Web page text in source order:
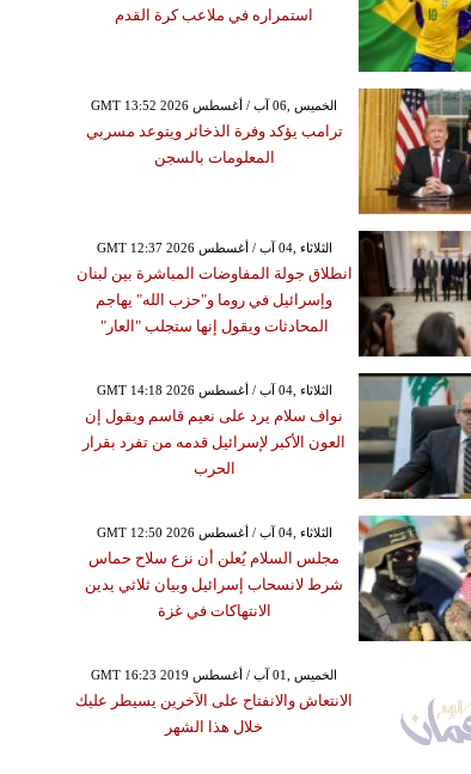
استمراره في ملاعب كرة القدم
GMT 13:52 2026 الخميس ,06 آب / أغسطس
ترامب يؤكد وفرة الذخائر ويتوعد مسربي
المعلومات بالسجن
GMT 12:37 2026 الثلاثاء ,04 آب / أغسطس
انطلاق جولة المفاوضات المباشرة بين لبنان
وإسرائيل في روما و"حزب الله" يهاجم
المحادثات ويقول إنها ستجلب "العار"
GMT 14:18 2026 الثلاثاء ,04 آب / أغسطس
نواف سلام يرد على نعيم قاسم ويقول إن
العون الأكبر لإسرائيل قدمه من تفرد بقرار
الحرب
GMT 12:50 2026 الثلاثاء ,04 آب / أغسطس
مجلس السلام يُعلن أن نزع سلاح حماس
شرط لانسحاب إسرائيل وبيان ثلاثي يدين
الانتهاكات في غزة
GMT 16:23 2019 الخميس ,01 آب / أغسطس
الانتعاش والانفتاح على الآخرين يسيطر عليك
خلال هذا الشهر